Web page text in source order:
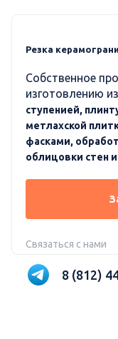
Резка
Собственное
изготовлению
ступенией,
метлахской
фасками,
облицовки стен
Связаться с нами
8 (812)